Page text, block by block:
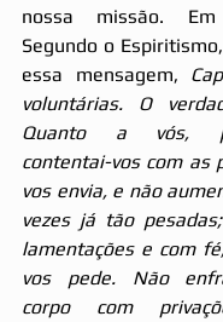
nossa missão.
Segundo o
essa mensagem,
voluntárias. O
Quanto a vós,
contentai-vos com as
vos envia, e não
vezes já tão
lamentações e com
vos pede. Não
corpo com